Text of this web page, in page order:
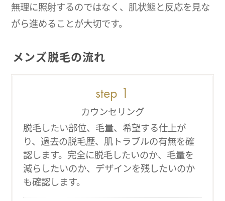
無理に照射するのではなく、肌状態と反応を見な
がら進めることが大切です。
メンズ脱毛の流れ
カウンセリング
脱毛したい部位、毛量、希望する仕上が
り、過去の脱毛歴、肌トラブルの有無を確
認します。完全に脱毛したいのか、毛量を
減らしたいのか、デザインを残したいのか
も確認します。